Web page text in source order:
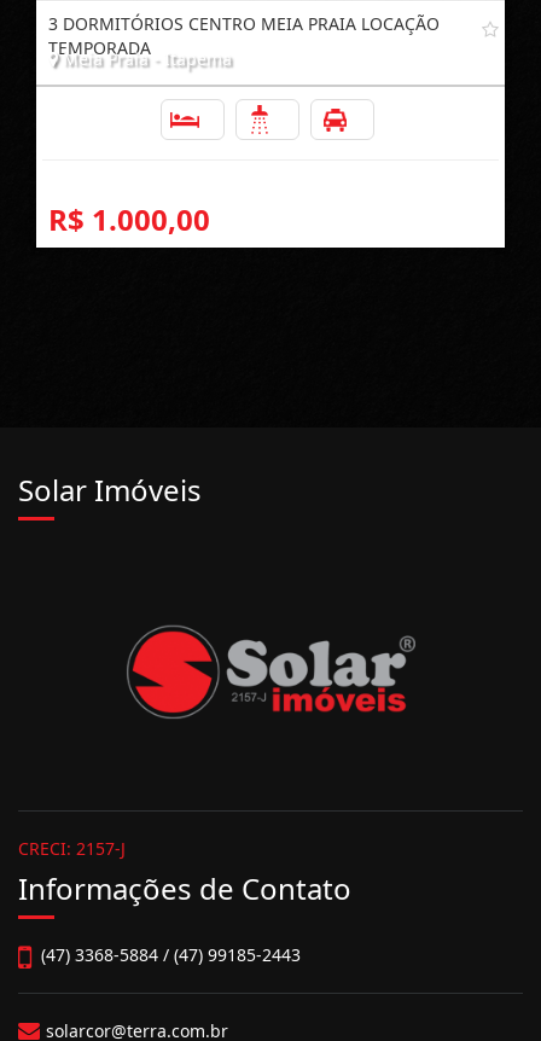
3 DORMITÓRIOS CENTRO MEIA PRAIA LOCAÇÃO
TEMPORADA
Meia Praia - Itapema
R$ 1.000,00
Solar Imóveis
CRECI: 2157-J
Informações de Contato
(47) 3368-5884 / (47) 99185-2443
solarcor@terra.com.br